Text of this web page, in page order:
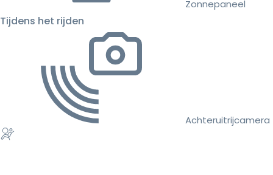
Zonnepaneel
Tijdens het rijden
Achteruitrijcamera